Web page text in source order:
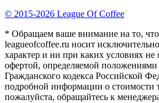
© 2015-2026 League Of Coffee
* Обращаем ваше внимание на то, что
leagueofcoffee.ru носит
характер и ни при каких условиях не
офертой, определяемой положениями
Гражданского кодекса Российской
подробной информации о стоимости
пожалуйста, обращайтесь к